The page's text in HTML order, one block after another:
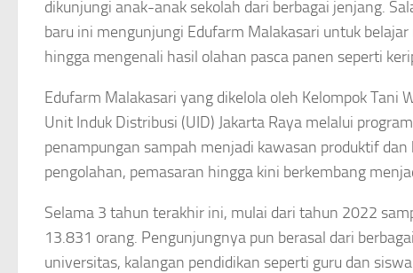
dikunjungi anak-anak sekolah dari berbagai jenjang.
baru ini mengunjungi Edufarm Malakasari untuk
hingga mengenali hasil olahan pasca panen seperti
Edufarm Malakasari yang dikelola oleh Kelompok Tani
Unit Induk Distribusi (UID) Jakarta Raya melalui
penampungan sampah menjadi kawasan produktif
pengolahan, pemasaran hingga kini berkembang
Selama 3 tahun terakhir ini, mulai dari tahun 2022
13.831 orang. Pengunjungnya pun berasal dari
universitas, kalangan pendidikan seperti guru dan